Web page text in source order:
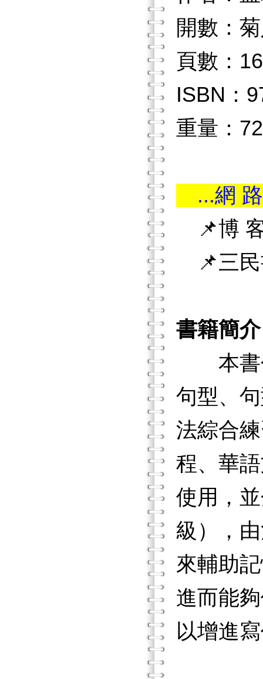
開數：
頁數：
ISBN：
重量：
...網
📌博
📌三民
書籍簡介
本書包
句型、
法綜合
程、華
使用，
級），
來輔助
進而能
以增進